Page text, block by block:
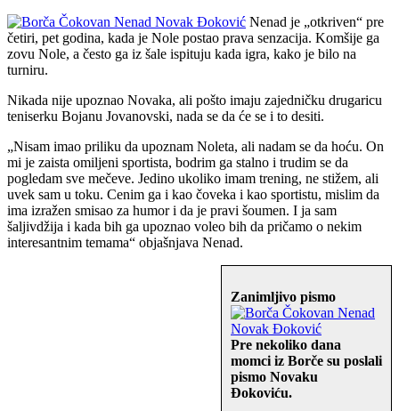
Nenad je „otkriven“ pre
četiri, pet godina, kada je Nole postao prava senzacija. Komšije ga
zovu Nole, a često ga iz šale ispituju kada igra, kako je bilo na
turniru.
Nikada nije upoznao Novaka, ali pošto imaju zajedničku drugaricu
teniserku Bojanu Jovanovski, nada se da će se i to desiti.
„Nisam imao priliku da upoznam Noleta, ali nadam se da hoću. On
mi je zaista omiljeni sportista, bodrim ga stalno i trudim se da
pogledam sve mečeve. Jedino ukoliko imam trening, ne stižem, ali
uvek sam u toku. Cenim ga i kao čoveka i kao sportistu, mislim da
ima izražen smisao za humor i da je pravi šoumen. I ja sam
šaljivdžija i kada bih ga upoznao voleo bih da pričamo o nekim
interesantnim temama“ objašnjava Nenad.
Zanimljivo pismo
Pre nekoliko dana
momci iz Borče su poslali
pismo Novaku
Đokoviću.